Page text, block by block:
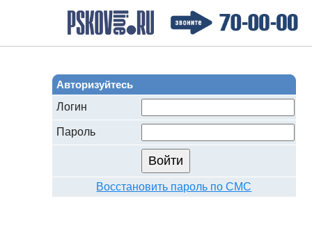
Авторизуйтесь
Логин
Пароль
Войти
Восстановить пароль по СМС